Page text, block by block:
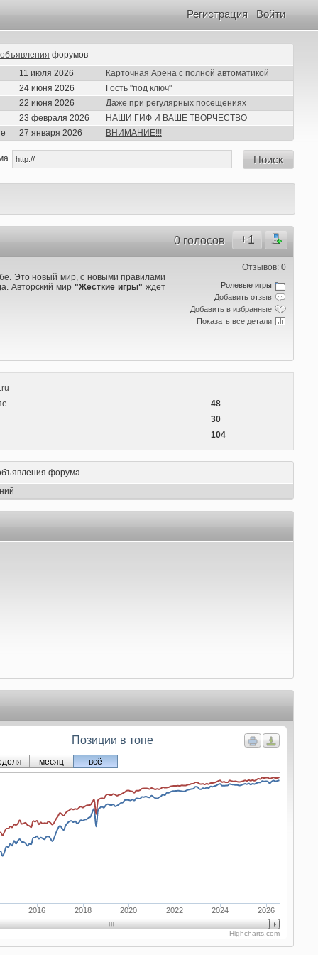
Войти
Регистрация
объявления форумов
11 июля 2026
Карточная Арена с полной автоматикой
24 июня 2026
Гость "под ключ"
22 июня 2026
Даже при регулярных посещениях
23 февраля 2026
НАШИ ГИФ И ВАШЕ ТВОРЧЕСТВО
27 января 2026 ВНИМАНИЕ!!!
Поиск
+1
0 голосов
Отзывов: 0
Ролевые игры
Добавить отзыв
Добавить в избранные
Показать все детали
Это новый мир, с новыми правилами
Авторский мир"Жесткие игры" ждет
48
30
104
форума
Позиции в топе
2016 2018 2020 2022 2024 2026
Highcharts.com
месяц всё